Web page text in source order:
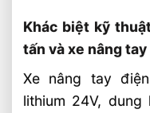
Giải Pháp
Cho Kệ
Xe Nâng
Hợp Với
Khác biệt kỹ
tấn và xe nâng tay
Xe nâng tay
lithium 24V,